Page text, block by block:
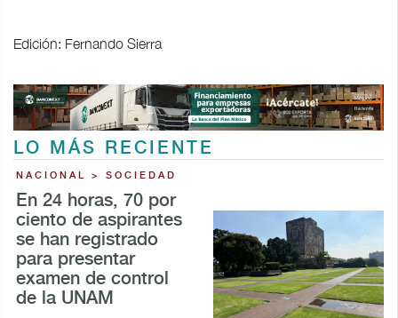
Edición: Fernando Sierra
LO MÁS RECIENTE
NACIONAL > SOCIEDAD
En 24 horas, 70 por
ciento de aspirantes
se han registrado
para presentar
examen de control
de la UNAM